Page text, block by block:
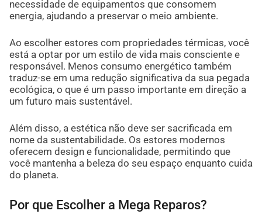
necessidade de equipamentos que consomem
energia, ajudando a preservar o meio ambiente.
Ao escolher estores com propriedades térmicas, você
está a optar por um estilo de vida mais consciente e
responsável. Menos consumo energético também
traduz-se em uma redução significativa da sua pegada
ecológica, o que é um passo importante em direção a
um futuro mais sustentável.
Além disso, a estética não deve ser sacrificada em
nome da sustentabilidade. Os estores modernos
oferecem design e funcionalidade, permitindo que
você mantenha a beleza do seu espaço enquanto cuida
do planeta.
Por que Escolher a Mega Reparos?